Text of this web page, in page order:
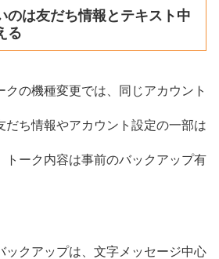
のは友だち情報とテキスト中
る
クの機種変更では、同じアカウント
だち情報やアカウント設定の一部は
トーク内容は事前のバックアップ有
ックアップは、文字メッセージ中心